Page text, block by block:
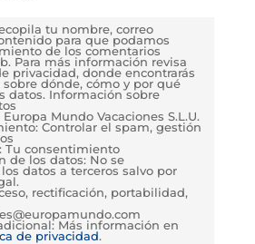
tu nombre, correo
para que podamos
de los comentarios
Para más información revisa
privacidad, donde encontrarás
dónde, cómo y por qué
datos. Información sobre
Mundo Vacaciones S.L.U.
Controlar el spam, gestión
Tu consentimiento
de los datos: No se
datos a terceros salvo por
rectificación, portabilidad,
Más información en
de privacidad.